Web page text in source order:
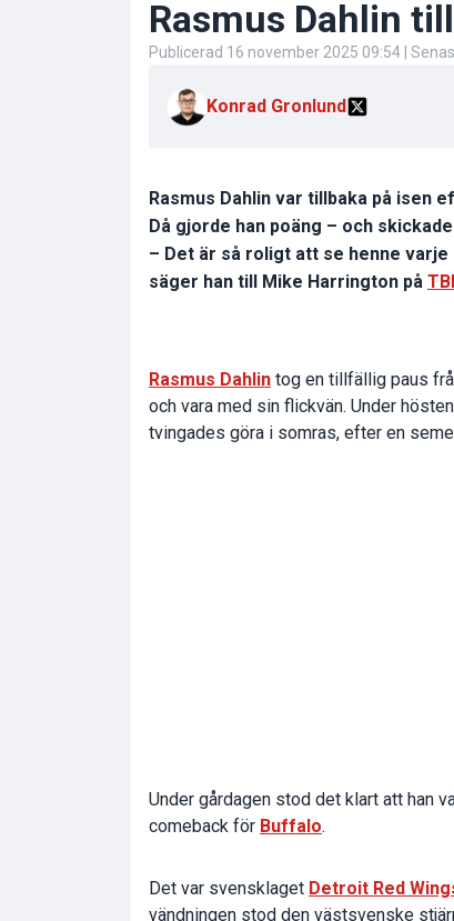
Rasmus Dahlin
Publicerad 16 november 2025 09:54 |
Konrad Gronlund
Rasmus Dahlin var tillbaka på isen
Då gjorde han poäng – och
– Det är så roligt att se henne
säger han till Mike Harrington på
Rasmus Dahlin tog en tillfällig paus
och vara med sin flickvän. Under
tvingades göra i somras, efter en
Under gårdagen stod det klart att han
comeback för Buffalo.
Det var svensklaget Detroit Red
vändningen stod den västsvenske